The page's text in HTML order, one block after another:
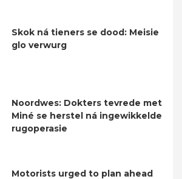
Skok ná tieners se dood: Meisie
glo verwurg
Noordwes: Dokters tevrede met
Miné se herstel ná ingewikkelde
rugoperasie
Motorists urged to plan ahead